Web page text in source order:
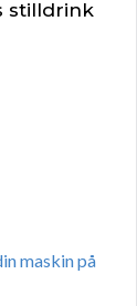
stilldrink
maskin på